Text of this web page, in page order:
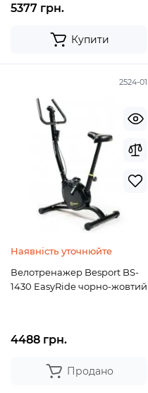
5377 грн.
Купити
2524-01
Наявність уточнюйте
Велотренажер Besport BS-
1430 EasyRide чорно-жовтий
4488 грн.
Продано